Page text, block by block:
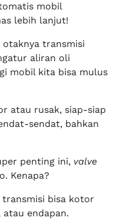
mobil
lebih lanjut!
transmisi
aliran oli
mobil kita bisa mulus
atau rusak, siap-siap
sendat, bahkan
penting ini, valve
Kenapa?
transmisi bisa kotor
endapan.